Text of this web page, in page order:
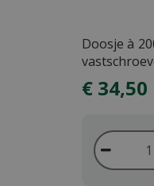
Doosje à
€ 34,50